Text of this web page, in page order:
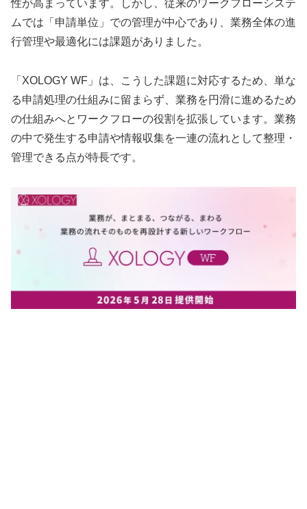
性が高まっています。しかし、従来のワークフローシステ
ムでは「申請単位」での管理が中心であり、業務全体の進
行管理や最適化には課題がありました。
「XOLOGY WF」は、こうした課題に対応するため、単な
る申請処理の仕組みに留まらず、業務を円滑に進めるため
の仕組みへとワークフローの役割を拡張しています。業務
の中で発生する申請や情報収集を一連の流れとして整理・
管理できる点が特長です。